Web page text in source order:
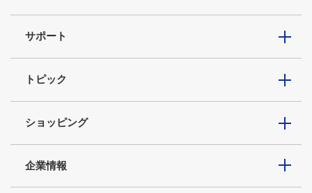
サポート
トピック
ショッピング
企業情報